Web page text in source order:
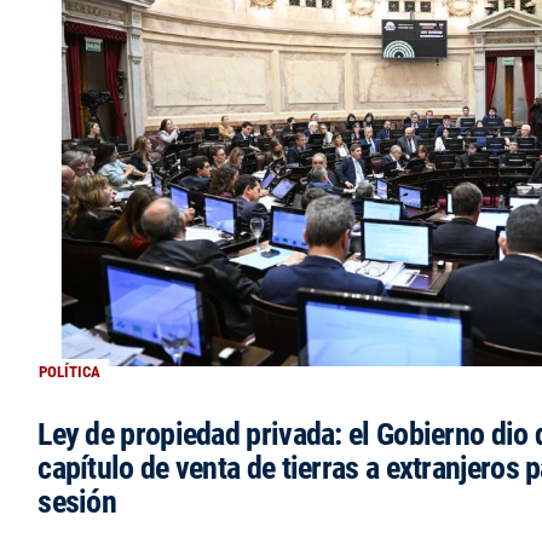
POLÍTICA
Ley de propiedad privada: el Gobierno dio
capítulo de venta de tierras a extranjeros
sesión